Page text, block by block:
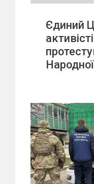
Єдиний